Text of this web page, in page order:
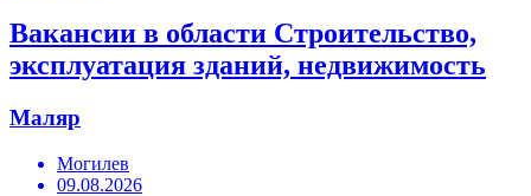
Вакансии в области Строительство,
эксплуатация зданий, недвижимость
Маляр
Могилев
09.08.2026